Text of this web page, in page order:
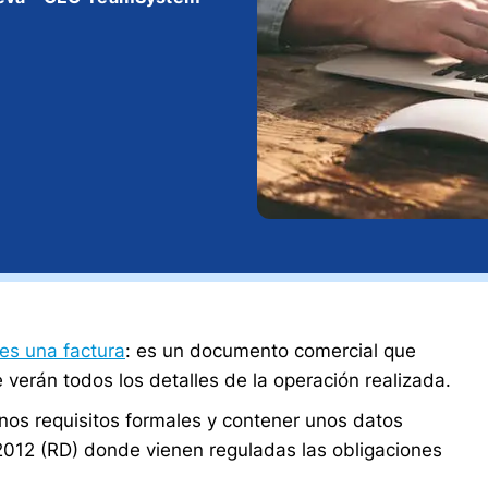
una factura: es un documento comercial que
todos los detalles de la operación realizada.
requisitos formales y contener unos datos
(RD) donde vienen reguladas las obligaciones